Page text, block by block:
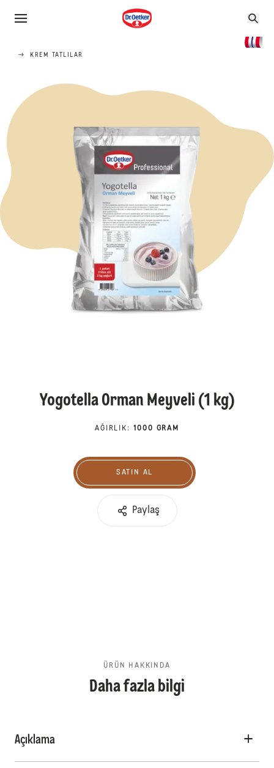
KREM TATLILAR
Yogotella Orman Meyveli (1 kg)
AĞIRLIK : 1000 GRAM
Satın Al
SATIN AL
Paylaş
ÜRÜN HAKKINDA
Daha fazla bilgi
Açıklama